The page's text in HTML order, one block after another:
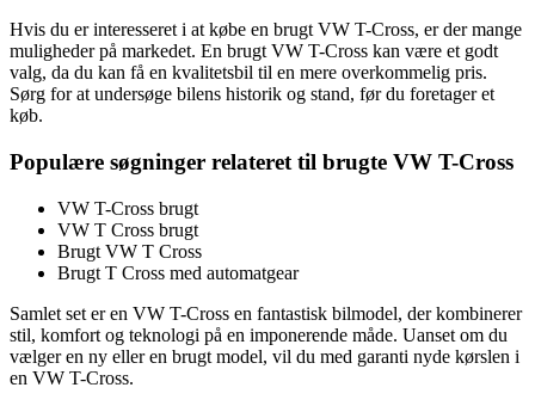
Hvis du er interesseret i at købe en brugt VW T-Cross, er der mange
muligheder på markedet. En brugt VW T-Cross kan være et godt
valg, da du kan få en kvalitetsbil til en mere overkommelig pris.
Sørg for at undersøge bilens historik og stand, før du foretager et
køb.
Populære søgninger relateret til brugte VW T-Cross
VW T-Cross brugt
VW T Cross brugt
Brugt VW T Cross
Brugt T Cross med automatgear
Samlet set er en VW T-Cross en fantastisk bilmodel, der kombinerer
stil, komfort og teknologi på en imponerende måde. Uanset om du
vælger en ny eller en brugt model, vil du med garanti nyde kørslen i
en VW T-Cross.